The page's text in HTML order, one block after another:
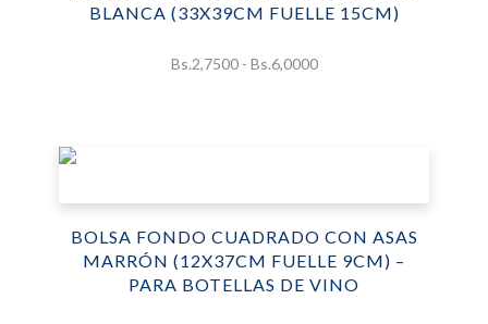
BLANCA (33X39CM FUELLE 15CM)
Bs.2,7500 - Bs.6,0000Rango
hasta
Bs.6,0000
BOLSA FONDO CUADRADO CON ASAS
MARRÓN (12X37CM FUELLE 9CM) –
PARA BOTELLAS DE VINO